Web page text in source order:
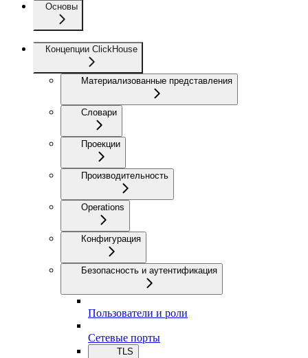
Основы
Концепции ClickHouse
Материализованные представления
Словари
Проекции
Производительность
Operations
Конфигурация
Безопасность и аутентификация
Пользователи и роли
Сетевые порты
TLS